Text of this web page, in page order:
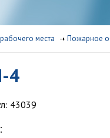
места Пожарное
4
43039